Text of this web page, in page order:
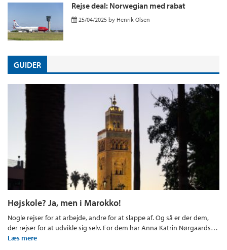
Rejse deal: Norwegian med rabat
25/04/2025 by Henrik Olsen
GUIDER
Højskole? Ja, men i Marokko!
Nogle rejser for at arbejde, andre for at slappe af. Og så er der dem,
der rejser for at udvikle sig selv. For dem har Anna Katrin Nørgaards…
Læs mere